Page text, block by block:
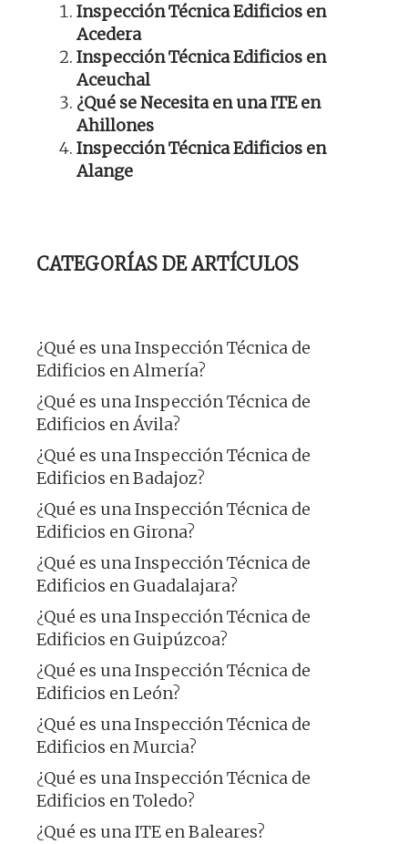
Inspección Técnica Edificios en
Acedera
Inspección Técnica Edificios en
Aceuchal
¿Qué se Necesita en una ITE en
Ahillones
Inspección Técnica Edificios en
Alange
CATEGORÍAS DE ARTÍCULOS
¿Qué es una Inspección Técnica de
Edificios en Almería?
¿Qué es una Inspección Técnica de
Edificios en Ávila?
¿Qué es una Inspección Técnica de
Edificios en Badajoz?
¿Qué es una Inspección Técnica de
Edificios en Girona?
¿Qué es una Inspección Técnica de
Edificios en Guadalajara?
¿Qué es una Inspección Técnica de
Edificios en Guipúzcoa?
¿Qué es una Inspección Técnica de
Edificios en León?
¿Qué es una Inspección Técnica de
Edificios en Murcia?
¿Qué es una Inspección Técnica de
Edificios en Toledo?
¿Qué es una ITE en Baleares?